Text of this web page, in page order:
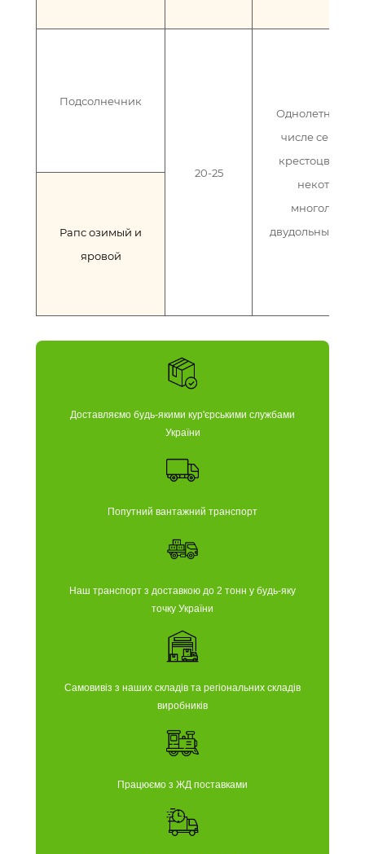
Подсолнечник
20-25
Однолетние (в
числе
некоторые
многолетние
двудольные
Рапс озимый и
яровой
Доставляємо будь-якими кур'єрськими службами
України
Попутний вантажний транспорт
Наш транспорт з доставкою до 2 тонн у будь-яку
точку України
Самовивіз з наших складів та регіональних складів
виробників
Працюємо з ЖД поставками